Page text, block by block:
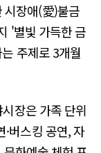
시장애(愛)불금
'별빛 가득한 금
주제로 3개월
장은 가족 단위
·버스킹 공연, 자